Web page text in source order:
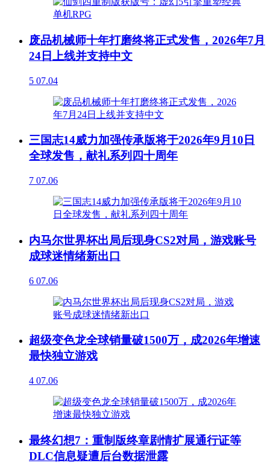
废品机械师十年打磨终将正式发售，2026年7月
24日上线并支持中文
5 07.04
三国志14威力加强传承版将于2026年9月10日
全球发售，献礼系列四十周年
7 07.06
内马尔世界杯出局后现身CS2对局，游戏账号
成球迷情绪新出口
6 07.06
超级变色龙全球销量破1500万，成2026年增速
最快独立游戏
4 07.06
最终幻想7：重制版终章剧情扩展通行证等
DLC信息疑遭后台数据泄露